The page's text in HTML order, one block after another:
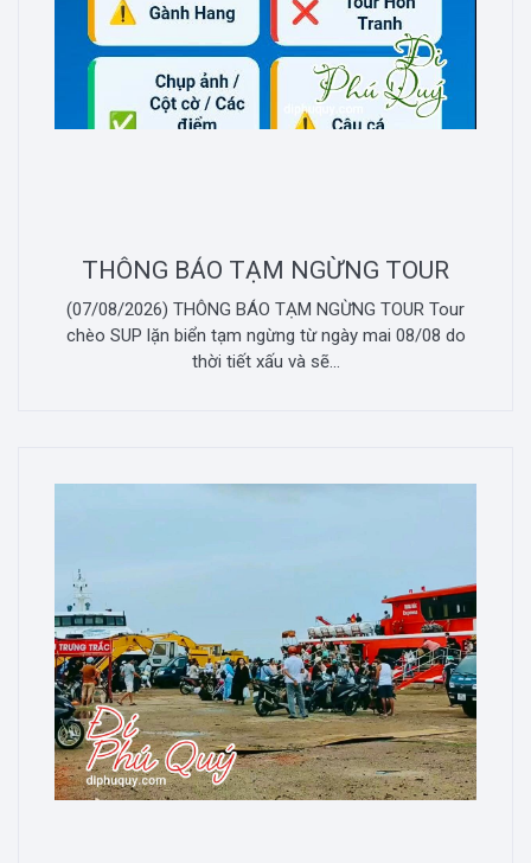
THÔNG BÁO TẠM NGỪNG TOUR
(07/08/2026) THÔNG BÁO TẠM NGỪNG TOUR Tour
chèo SUP lặn biển tạm ngừng từ ngày mai 08/08 do
thời tiết xấu và sẽ...